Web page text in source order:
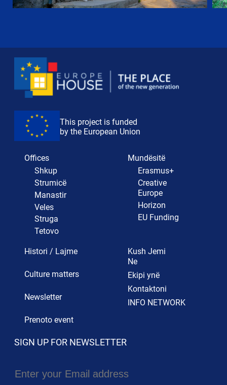
This project is funded
by the European Union
Offices
Shkup
Strumicë
Manastir
Veles
Struga
Tetovo
Mundësitë
Erasmus+
Creative
Europe
Horizon
EU Funding
Histori / Lajme
Culture matters
Newsletter
Prenoto event
Kush Jemi
Ne
Ekipi ynë
Kontaktoni
INFO NETWORK
SIGN UP FOR NEWSLETTER